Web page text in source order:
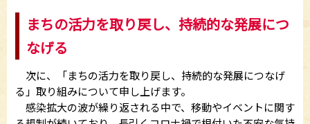
まちの活力を取り戻し、持続的な発展につ
なげる
次に、「まちの活力を取り戻し、持続的な発展につなげ
る」取り組みについて申し上げます。
感染拡大の波が繰り返される中で、移動やイベントに関す